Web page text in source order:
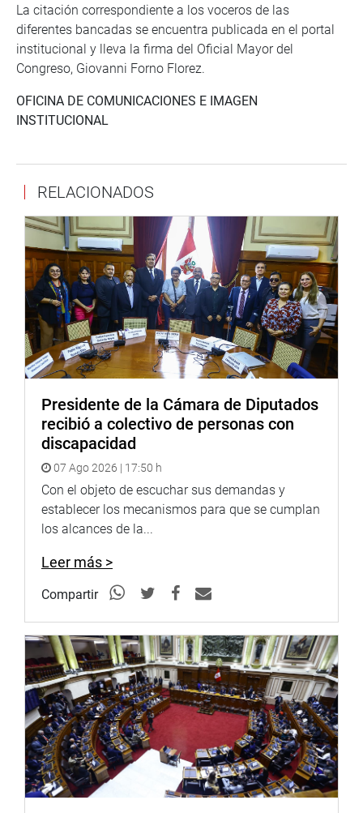
La citación correspondiente a los voceros de las
diferentes bancadas se encuentra publicada en el portal
institucional y lleva la firma del Oficial Mayor del
Congreso, Giovanni Forno Florez.
OFICINA DE COMUNICACIONES E IMAGEN
INSTITUCIONAL
RELACIONADOS
Presidente de la Cámara de Diputados
recibió a colectivo de personas con
discapacidad
07 Ago 2026 | 17:50 h
Con el objeto de escuchar sus demandas y
establecer los mecanismos para que se cumplan
los alcances de la...
Leer más >
Compartir